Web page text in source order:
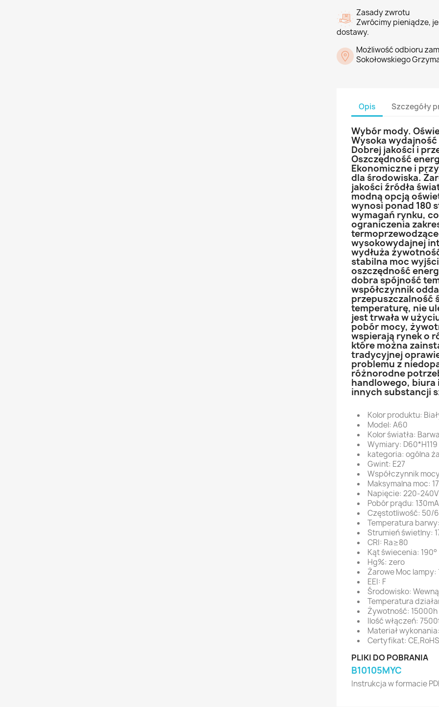
Zasady zwrotu
Zwrócimy pieniądze,
dostawy.
Możliwość odbioru
Sokołowskiego
Opis Szczegóły
Wybór mody.
Wysoka wydajność
Dobrej jakości i
Oszczędność
Ekonomiczne i
dla środowiska.
jakości źródła
modną opcją
wynosi ponad 180
wymagań rynku,
ograniczenia
wysokowydajnej
wydłuża
stabilna moc
oszczędność
dobra spójność
współczynnik
przepuszczalność
temperaturę, nie
jest trwała w
pobór mocy,
wspierają rynek o
które można
tradycyjnej
problemu z
różnorodne
handlowego, biura
innych substancji
Kolor produktu:
Model: A60
Kolor światła:
Wymiary: D60*H119
kategoria: ogólna
Gwint: E27
Współczynnik
Maksymalna moc:
Napięcie: 220-240V
Pobór prądu: 130mA
Częstotliwość: 50/
Temperatura
Strumień świetlny:
CRI: Ra≥80
Kąt świecenia: 190°
Hg%: zero
Żarowe Moc lampy:
EEI: F
Środowisko:
Temperatura
Żywotność: 15000h
Ilość włączeń:
Materiał
Certyfikat: CE,RoHS
PLIKI DO POBRANIA
B10105MYC
Instrukcja w formacie